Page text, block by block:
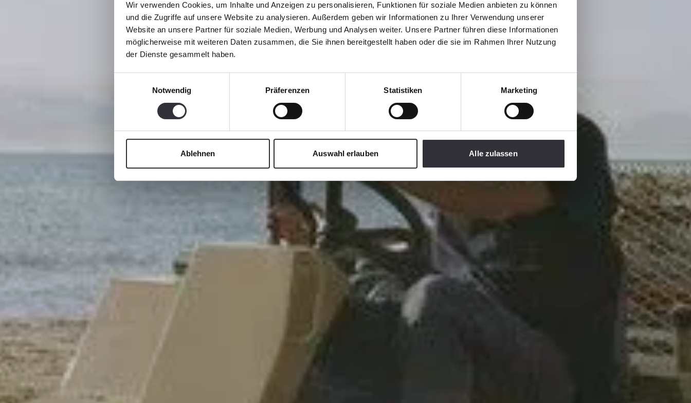
Wir verwenden Cookies, um Inhalte und Anzeigen zu personalisieren, Funktionen für soziale Medien anbieten zu können
und die Zugriffe auf unsere Website zu analysieren. Außerdem geben wir Informationen zu Ihrer Verwendung unserer
Website an unsere Partner für soziale Medien, Werbung und Analysen weiter. Unsere Partner führen diese Informationen
möglicherweise mit weiteren Daten zusammen, die Sie ihnen bereitgestellt haben oder die sie im Rahmen Ihrer Nutzung
der Dienste gesammelt haben.
Notwendig
Präferenzen Statistiken Marketing
Ablehnen Auswahl erlauben Alle zulassen
Cherrington